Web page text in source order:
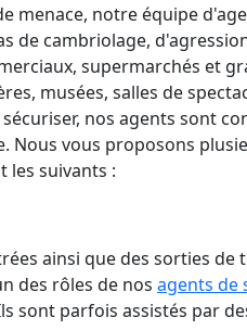
menace, notre équipe
de cambriolage,
supermarchés et
musées, salles de
nos agents sont
Nous vous proposons
les suivants :
ainsi que des sorties de
des rôles de nos agents de
sont parfois assistés par